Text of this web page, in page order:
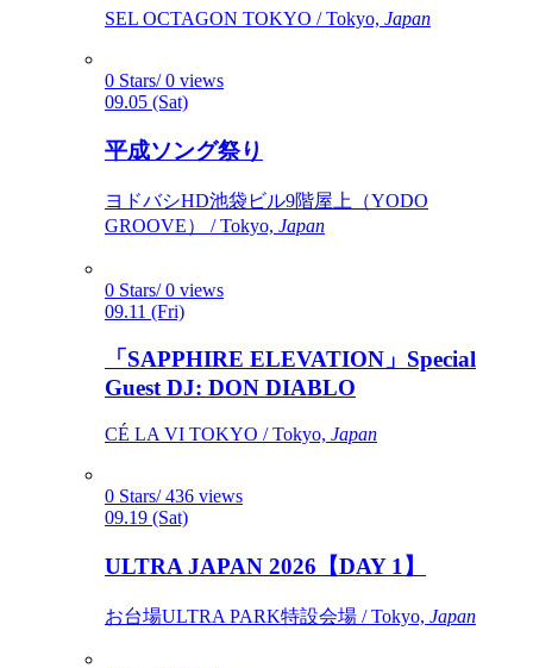
SEL OCTAGON TOKYO / Tokyo, Japan
0 Stars/ 0 views
09.05 (Sat)
平成ソング祭り
ヨドバシHD池袋ビル9階屋上（YODO
GROOVE） / Tokyo, Japan
0 Stars/ 0 views
09.11 (Fri)
「SAPPHIRE ELEVATION」Special
Guest DJ: DON DIABLO
CÉ LA VI TOKYO / Tokyo, Japan
0 Stars/ 436 views
09.19 (Sat)
ULTRA JAPAN 2026【DAY 1】
お台場ULTRA PARK特設会場 / Tokyo, Japan